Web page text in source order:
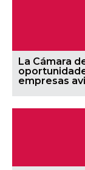
La Cámara
empresas